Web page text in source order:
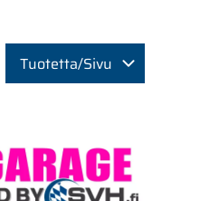
Tuotetta/Sivu